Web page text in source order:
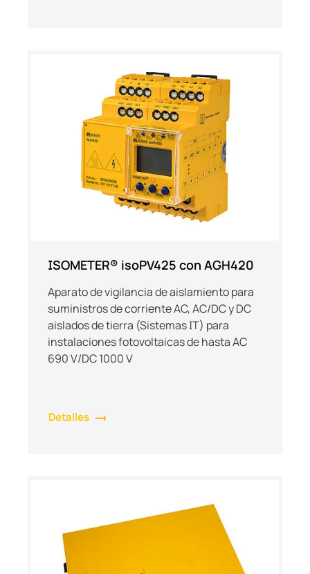
ISOMETER® isoPV425 con AGH420
Aparato de vigilancia de aislamiento para
suministros de corriente AC, AC/DC y DC
aislados de tierra (Sistemas IT) para
instalaciones fotovoltaicas de hasta AC
690 V/DC 1000 V
Detalles